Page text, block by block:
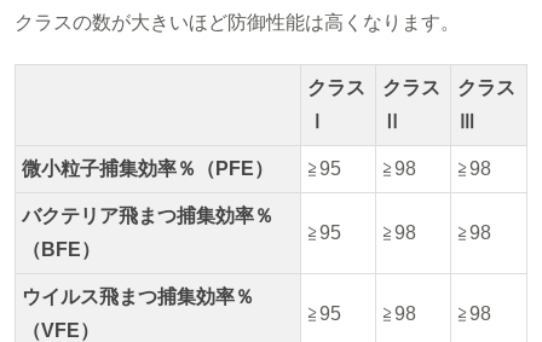
クラスの数が大きいほど防御性能は高くなります。
クラス
クラス
クラス
微小粒子捕集効率％（PFE） ≧95 ≧98 ≧98
バクテリア飛まつ捕集効率％
（BFE）
≧95 ≧98 ≧98
ウイルス飛まつ捕集効率％
（VFE）
≧95 ≧98 ≧98